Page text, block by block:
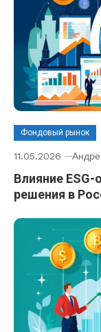
Фондовый рынок
11.05.2026
Влияние
решения в